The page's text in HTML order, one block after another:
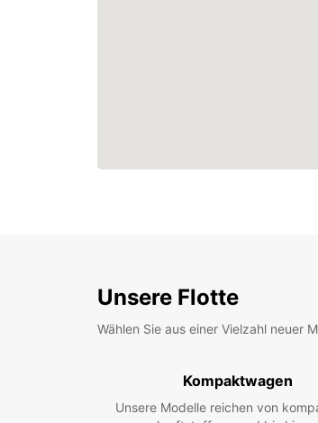
Unsere Flotte
Wählen Sie aus einer Vielzahl neuer
Kompaktwagen
Unsere Modelle reichen von